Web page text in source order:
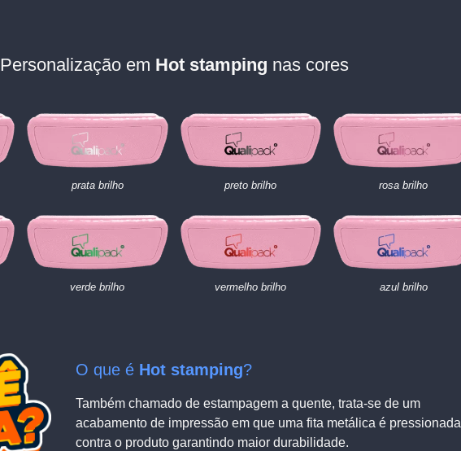
Personalização em Hot stamping nas cores
prata brilho preto brilho rosa brilho
verde brilho vermelho brilho azul brilho
O que é Hot stamping?
Também chamado de estampagem a quente, trata-se de um
acabamento de impressão em que uma fita metálica é pressionada
contra o produto garantindo maior durabilidade.